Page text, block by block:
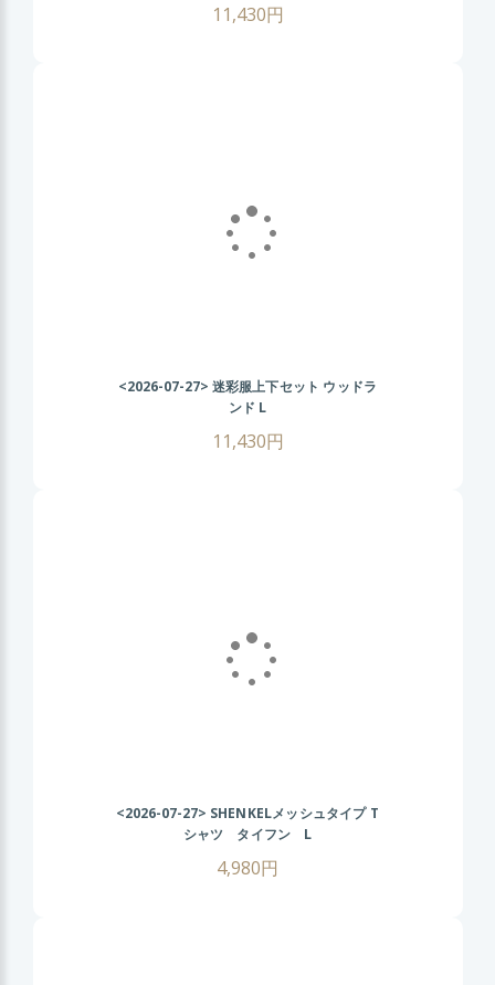
11,430円
<2026-07-27> 迷彩服上下セット ウッドラ
ンド L
11,430円
<2026-07-27> SHENKELメッシュタイプ T
シャツ タイフン L
4,980円